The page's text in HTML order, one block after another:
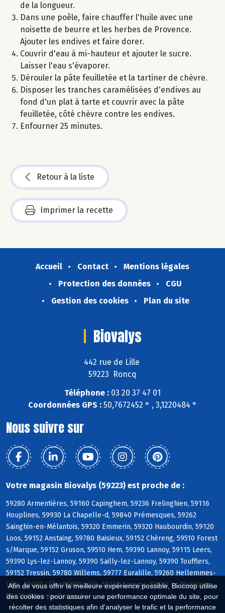
Afin de vous offrir la meilleure expérience possible, Biocoop utilise
des cookies : pour assurer une performance optimale du site, pour
récolter des statistiques afin d'analyser le trafic et la performance
de la longueur.
Dans une poêle, faire chauffer l'huile avec une
noisette de beurre et les herbes de Provence.
Ajouter les endives et faire dorer.
Couvrir d'eau à mi-hauteur et ajouter le sucre.
Laisser l'eau s'évaporer.
Dérouler la pâte feuilletée et la tartiner de chèvre.
Disposer les tranches caramélisées d'endives au
fond d'un plat à tarte et couvrir avec la pâte
feuilletée, côté chèvre contre les endives.
Enfourner 25 minutes.
Retour à la liste
Imprimer la recette
Accueil Contact
Mentions légales
Protection des données
CGU
Gestion des cookies
Plan du site
Biovalys
442 rue de Lille
59223 Roncq
Téléphone : 03 20 37 47 01
Coordonnées GPS : 50,7672452 ° , 3,1220484 °
Nous suivre sur
Votre magasin Biovalys (59223) est proche de :
59280 Armentières, 59160 Capinghem, 59236 Frelinghien, 59116
Houplines, 59930 La Chapelle-d, 59840 Prémesques, 59262
Sainghin-en-Mélantois, 59320 Emmerin, 59320 Haubourdin, 59120
Loos, 59152 Anstaing, 59780 Baisieux, 59152 Chéreng, 59510 Forest
s/Marque, 59152 Gruson, 59510 Hem, 59390 Lannoy, 59115 Leers,
59390 Lys-lez-Lannoy, 59390 Sailly-lez-Lannoy, 59390 Toufflers,
59152 Tressin, 59780 Willems, 59777 Euralille, 59260 Hellemmes-
Lille, 59000 Lille, 59800 Lille, 59160 Lomme, 59110 La Madeleine,
59370 Mons-en-Baroeul